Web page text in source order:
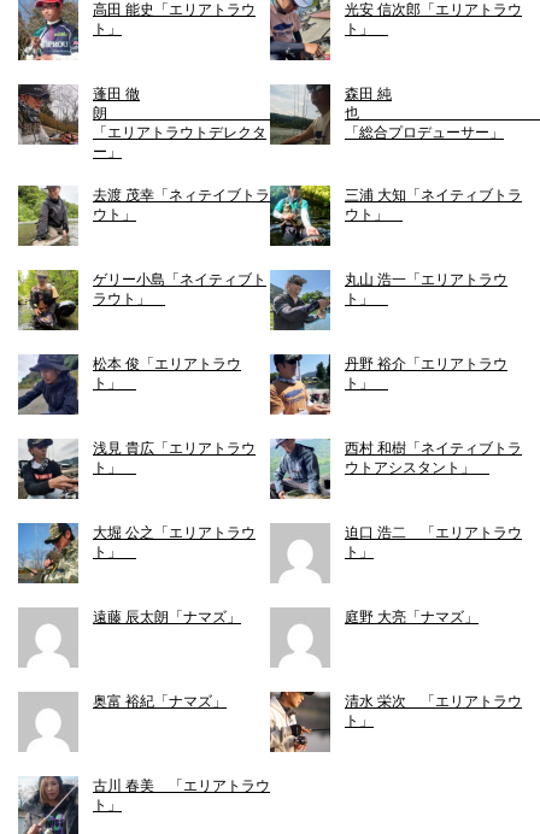
高田 能史「エリアトラウ
ト」
光安 信次郎「エリアトラウ
ト」
蓬田 徹
朗
「エリアトラウトデレクタ
ー」
森田 純
「総合プロデューサー」
去渡 茂幸「ネィテイブトラ
ウト」
三浦 大知「ネイティブトラ
ウト」
ゲリー小島「ネイティブト
ラウト」
丸山 浩一「エリアトラウ
ト」
松本 俊「エリアトラウ
ト」
丹野 裕介「エリアトラウ
ト」
浅見 貴広「エリアトラウ
ト」
西村 和樹「ネイティブトラ
ウトアシスタント」
大堀 公之「エリアトラウ
ト」
迫口 浩二 「エリアトラウ
ト」
遠藤 辰太朗「ナマズ」 庭野 大亮「ナマズ」
奥富 裕紀「ナマズ」
清水 栄次 「エリアトラウ
ト」
古川 春美 「エリアトラウ
ト」